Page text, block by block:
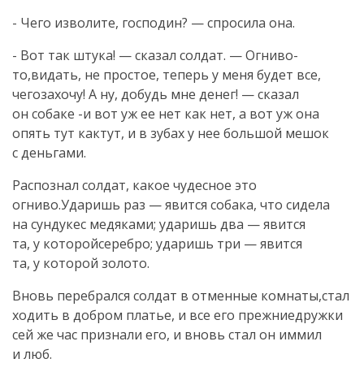
- Чего изволите, господин? — спросила она.
- Вот так штука! — сказал солдат. — Огниво-
то,видать, не простое, теперь у меня будет все,
чегозахочу! А ну, добудь мне денег! — сказал
он собаке -и вот уж ее нет как нет, а вот уж она
опять тут кактут, и в зубах у нее большой мешок
с деньгами.
Распознал солдат, какое чудесное это
огниво.Ударишь раз — явится собака, что сидела
на сундукес медяками; ударишь два — явится
та, у которойсеребро; ударишь три — явится
та, у которой золото.
Вновь перебрался солдат в отменные комнаты,стал
ходить в добром платье, и все его прежниедружки
сей же час признали его, и вновь стал он иммил
и люб.